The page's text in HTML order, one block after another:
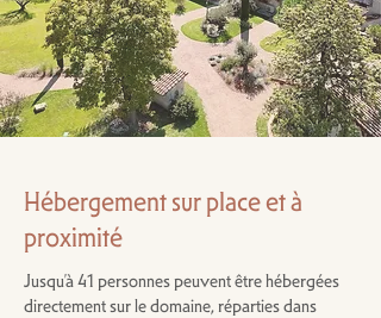
Hébergement sur place et à
proximité
Jusqu’à 41 personnes peuvent être hébergées
directement sur le domaine, réparties dans